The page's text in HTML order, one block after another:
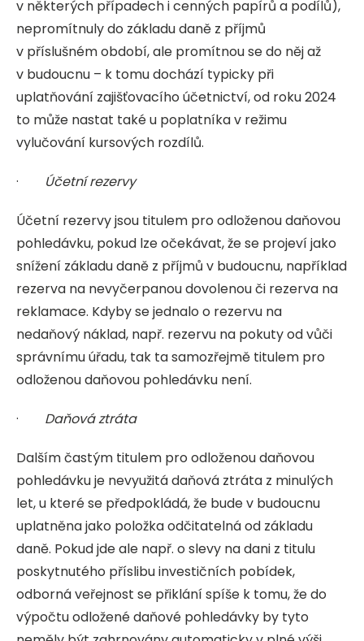
v některých případech i cenných papírů a podílů),
nepromítnuly do základu daně z příjmů
v příslušném období, ale promítnou se do něj až
v budoucnu – k tomu dochází typicky při
uplatňování zajišťovacího účetnictví, od roku 2024
to může nastat také u poplatníka v režimu
vylučování kursových rozdílů.
· Účetní rezervy
Účetní rezervy jsou titulem pro odloženou daňovou
pohledávku, pokud lze očekávat, že se projeví jako
snížení základu daně z příjmů v budoucnu, například
rezerva na nevyčerpanou dovolenou či rezerva na
reklamace. Kdyby se jednalo o rezervu na
nedaňový náklad, např. rezervu na pokuty od vůči
správnímu úřadu, tak ta samozřejmě titulem pro
odloženou daňovou pohledávku není.
· Daňová ztráta
Dalším častým titulem pro odloženou daňovou
pohledávku je nevyužitá daňová ztráta z minulých
let, u které se předpokládá, že bude v budoucnu
uplatněna jako položka odčitatelná od základu
daně. Pokud jde ale např. o slevy na dani z titulu
poskytnutého příslibu investičních pobídek,
odborná veřejnost se přiklání spíše k tomu, že do
výpočtu odložené daňové pohledávky by tyto